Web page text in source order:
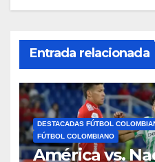
Entrada relacionada
DESTACADAS FÚTBOL
FÚTBOL COLOMBIANO
América vs.